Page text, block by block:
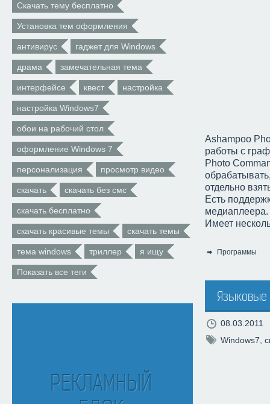
Скачать тему бесплатно
Установка тем оформления
антивирус гаджет для Windows
драма замечательная тема
интерфейсе квест настройка
настройка Windows7
обои на рабочий стол
оформление Windows 7
персонализация просмотр видео
скачать скачать без смс
скачать бесплатно
скачать красивые темы скачать темы
тема windows триллер я ищу
Показать все теги
Ashampoo
работы с
Photo
отдельно
Есть
медиаплеера.
Имеет
Программы
Языковые
08.03.2011
Windows7